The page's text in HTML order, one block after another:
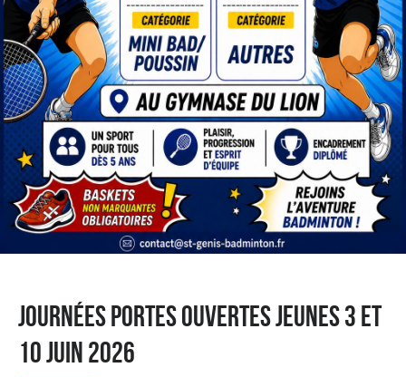
Journées Portes ouvertes Jeunes 3 et
10 juin 2026